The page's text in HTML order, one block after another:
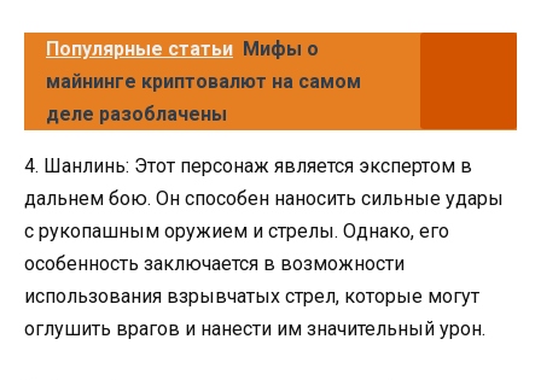
Популярные статьи Мифы о
майнинге криптовалют на самом
деле разоблачены
4. Шанлинь: Этот персонаж является экспертом в
дальнем бою. Он способен наносить сильные удары
с рукопашным оружием и стрелы. Однако, его
особенность заключается в возможности
использования взрывчатых стрел, которые могут
оглушить врагов и нанести им значительный урон.